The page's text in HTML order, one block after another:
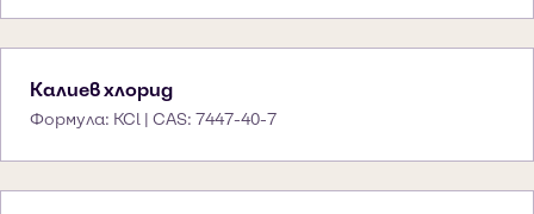
Калиев хлорид
Формула: KCl | CAS: 7447-40-7